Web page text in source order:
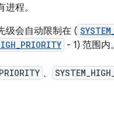
程。
级会自动限制在 (
- 1) 范围
、